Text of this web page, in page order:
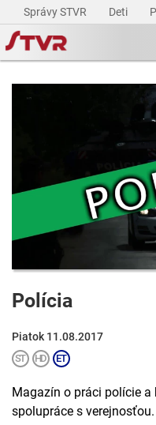
Správy STVR Deti
Polícia
Piatok 11.08.2017
Magazín o práci polície
spolupráce s verejnosťou.